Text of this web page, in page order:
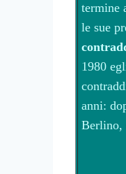
termine
le sue
1980
anni:
Berlino,